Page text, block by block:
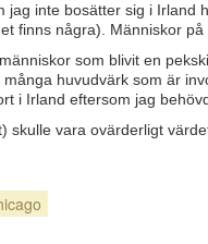
inte bosätter sig i Irland
finns några). Människor
som blivit en
huvudvärk som är
i Irland eftersom jag
skulle vara ovärderligt